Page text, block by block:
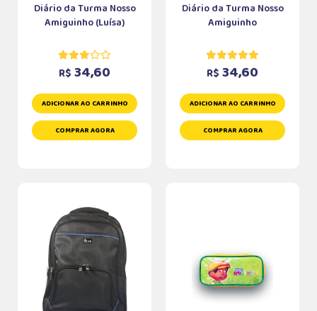
Diário da Turma Nosso
Amiguinho (Luísa)
R$ 34,60
ADICIONAR AO CARRINHO
COMPRAR AGORA
Diário da Turma Nosso
Amiguinho
R$ 34,60
ADICIONAR AO CARRINHO
COMPRAR AGORA